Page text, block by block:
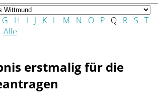
G H I J K L M N O P Q R S T
Alle
erstmalig für die